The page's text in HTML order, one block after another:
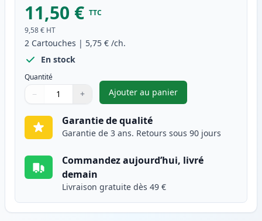
11,50 € TTC
9,58 € HT
2 Cartouches | 5,75 € /ch.
En stock
Quantité
Quantité
Utilisez les boutons pour ajuster
− +
Quantité
Ajouter au panier
,Pack de 2 Brother LC1000M
Garantie de qualité
Garantie de 3 ans. Retours sous 90 jours
Commandez aujourd’hui, livré
demain
Livraison gratuite dès 49 €